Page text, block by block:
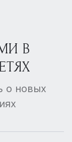
В
о новых